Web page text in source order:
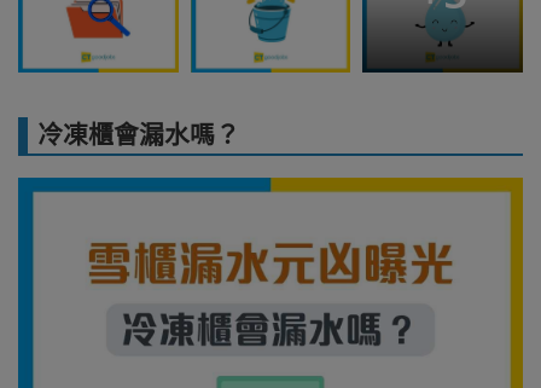
冷凍櫃會漏水嗎？